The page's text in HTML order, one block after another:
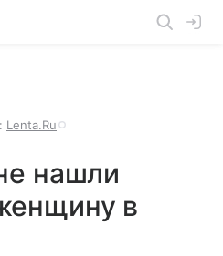
Lenta.Ru
нашли
в